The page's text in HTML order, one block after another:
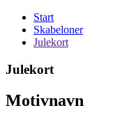
Start
Skabeloner
Julekort
Julekort
Motivnavn